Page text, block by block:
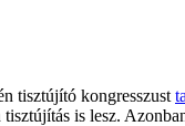
tisztújító kongresszust
is lesz.